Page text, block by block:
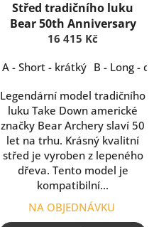
Střed tradičního luku
Bear 50th Anniversary
16 415 Kč
A - Short - krátký B - Long -
Legendární model tradičního
luku Take Down americké
značky Bear Archery slaví 50
let na trhu. Krásný kvalitní
střed je vyroben z lepeného
dřeva. Tento model je
kompatibilní...
NA OBJEDNÁVKU